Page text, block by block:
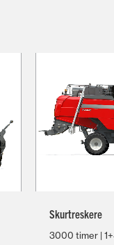
Skurtreskere
3000 timer |